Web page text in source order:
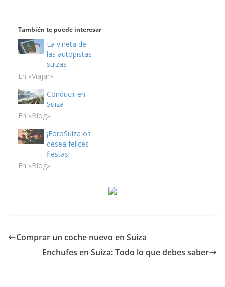
También te puede interesar
La viñeta de
las autopistas
suizas
En «Viajar»
Conducir en
Suiza
En «Blog»
¡ForoSuiza os
desea felices
fiestas!
En «Blog»
Comprar un coche nuevo en Suiza
Enchufes en Suiza: Todo lo que debes saber